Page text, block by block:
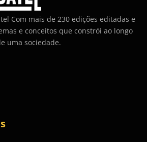
Com mais de 230 edições editadas e
e conceitos que constrói ao longo
uma sociedade.